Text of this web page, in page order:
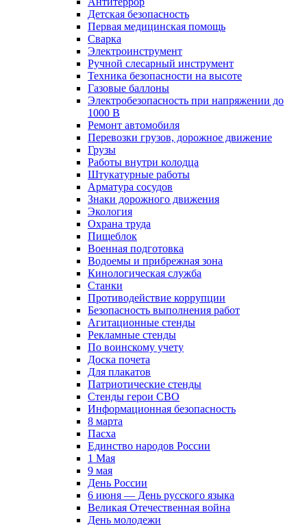
Детская безопасность
Первая медицинская помощь
Сварка
Электроинструмент
Ручной слесарный инструмент
Техника безопасности на высоте
Газовые баллоны
Электробезопасность при напряжении до
1000 В
Ремонт автомобиля
Перевозки грузов, дорожное движение
Грузы
Работы внутри колодца
Штукатурные работы
Арматура сосудов
Знаки дорожного движения
Экология
Охрана труда
Пищеблок
Военная подготовка
Водоемы и прибрежная зона
Кинологическая служба
Станки
Противодействие коррупции
Безопасность выполнения работ
Агитационные стенды
Рекламные стенды
По воинскому учету
Доска почета
Для плакатов
Патриотические стенды
Стенды герои СВО
Информационная безопасность
8 марта
Пасха
Единство народов России
1 Мая
9 мая
День России
6 июня — День русского языка
Великая Отечественная война
День молодежи